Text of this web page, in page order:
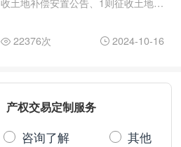
收土地补偿安置公告、1则征收土地公
 22376次  2024-10-16
产权交易定制服务
咨询了解 其他